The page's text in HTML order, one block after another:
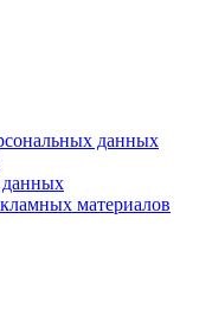
данных
данных
материалов